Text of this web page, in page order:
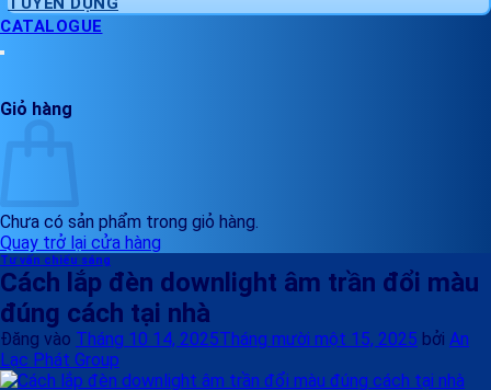
CATALOGUE
Giỏ hàng
Chưa có sản phẩm trong giỏ hàng.
Quay trở lại cửa hàng
Tư vấn chiếu sáng
Cách lắp đèn downlight âm trần đổi màu
đúng cách tại nhà
Đăng vào Tháng 10 14, 2025Tháng mười một 15, 2025 bởi An
Lạc Phát Group